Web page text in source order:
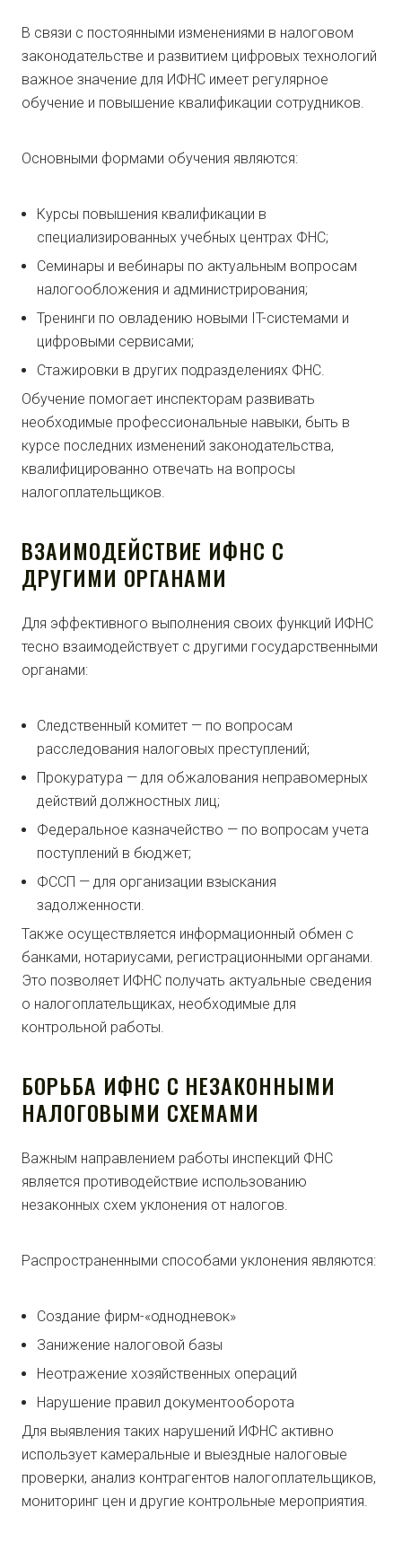
В связи с постоянными изменениями в налоговом
законодательстве и развитием цифровых технологий
важное значение для ИФНС имеет регулярное
обучение и повышение квалификации сотрудников.
Основными формами обучения являются:
Курсы повышения квалификации в
специализированных учебных центрах ФНС;
Семинары и вебинары по актуальным вопросам
налогообложения и администрирования;
Тренинги по овладению новыми IT-системами и
цифровыми сервисами;
Стажировки в других подразделениях ФНС.
Обучение помогает инспекторам развивать
необходимые профессиональные навыки, быть в
курсе последних изменений законодательства,
квалифицированно отвечать на вопросы
налогоплательщиков.
ВЗАИМОДЕЙСТВИЕ ИФНС С
ДРУГИМИ ОРГАНАМИ
Для эффективного выполнения своих функций ИФНС
тесно взаимодействует с другими государственными
органами:
Следственный комитет — по вопросам
расследования налоговых преступлений;
Прокуратура — для обжалования неправомерных
действий должностных лиц;
Федеральное казначейство — по вопросам учета
поступлений в бюджет;
ФССП — для организации взыскания
задолженности.
Также осуществляется информационный обмен с
банками, нотариусами, регистрационными органами.
Это позволяет ИФНС получать актуальные сведения
о налогоплательщиках, необходимые для
контрольной работы.
БОРЬБА ИФНС С НЕЗАКОННЫМИ
НАЛОГОВЫМИ СХЕМАМИ
Важным направлением работы инспекций ФНС
является противодействие использованию
незаконных схем уклонения от налогов.
Распространенными способами уклонения являются:
Создание фирм-«однодневок»
Занижение налоговой базы
Неотражение хозяйственных операций
Нарушение правил документооборота
Для выявления таких нарушений ИФНС активно
использует камеральные и выездные налоговые
проверки, анализ контрагентов налогоплательщиков,
мониторинг цен и другие контрольные мероприятия.